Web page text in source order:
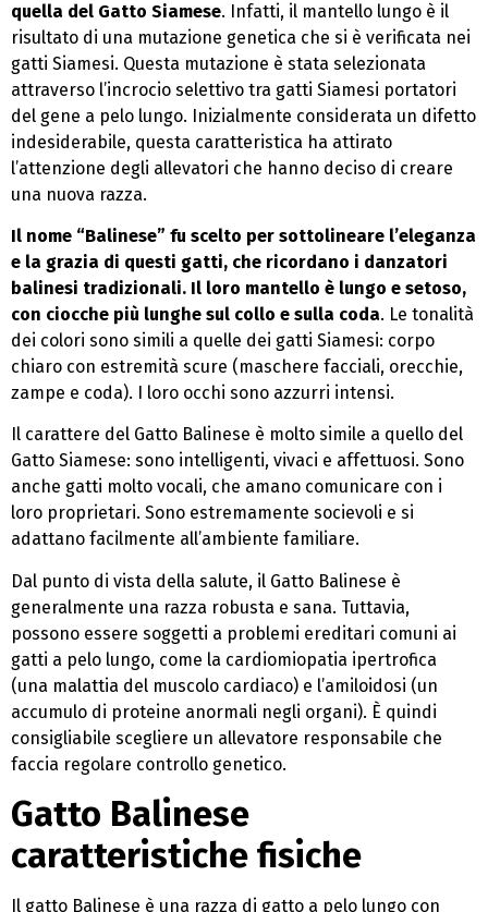
quella del Gatto Siamese. Infatti, il mantello lungo è il
risultato di una mutazione genetica che si è verificata nei
gatti Siamesi. Questa mutazione è stata selezionata
attraverso l’incrocio selettivo tra gatti Siamesi portatori
del gene a pelo lungo. Inizialmente considerata un difetto
indesiderabile, questa caratteristica ha attirato
l’attenzione degli allevatori che hanno deciso di creare
una nuova razza.
Il nome “Balinese” fu scelto per sottolineare l’eleganza
e la grazia di questi gatti, che ricordano i danzatori
balinesi tradizionali. Il loro mantello è lungo e setoso,
con ciocche più lunghe sul collo e sulla coda. Le tonalità
dei colori sono simili a quelle dei gatti Siamesi: corpo
chiaro con estremità scure (maschere facciali, orecchie,
zampe e coda). I loro occhi sono azzurri intensi.
Il carattere del Gatto Balinese è molto simile a quello del
Gatto Siamese: sono intelligenti, vivaci e affettuosi. Sono
anche gatti molto vocali, che amano comunicare con i
loro proprietari. Sono estremamente socievoli e si
adattano facilmente all’ambiente familiare.
Dal punto di vista della salute, il Gatto Balinese è
generalmente una razza robusta e sana. Tuttavia,
possono essere soggetti a problemi ereditari comuni ai
gatti a pelo lungo, come la cardiomiopatia ipertrofica
(una malattia del muscolo cardiaco) e l’amiloidosi (un
accumulo di proteine anormali negli organi). È quindi
consigliabile scegliere un allevatore responsabile che
faccia regolare controllo genetico.
Gatto Balinese
caratteristiche fisiche
Il gatto Balinese è una razza di gatto a pelo lungo con